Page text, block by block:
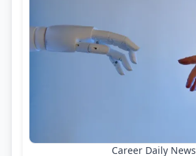
Career Daily News